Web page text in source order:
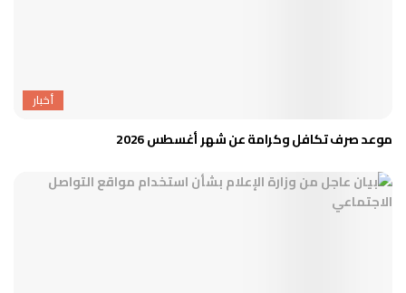
أخبار
موعد صرف تكافل وكرامة عن شهر أغسطس 2026